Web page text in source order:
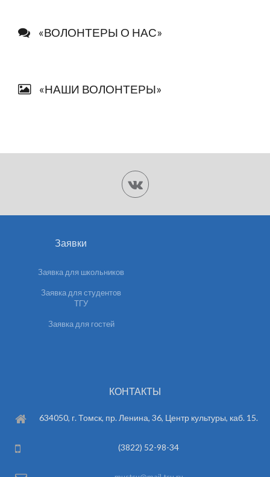
«ВОЛОНТЕРЫ О НАС»
«НАШИ ВОЛОНТЕРЫ»
Заявки
Заявка для школьников
Заявка для студентов
ТГУ
Заявка для гостей
КОНТАКТЫ
634050, г. Томск, пр. Ленина, 36, Центр культуры, каб. 15.
(3822) 52-98-34